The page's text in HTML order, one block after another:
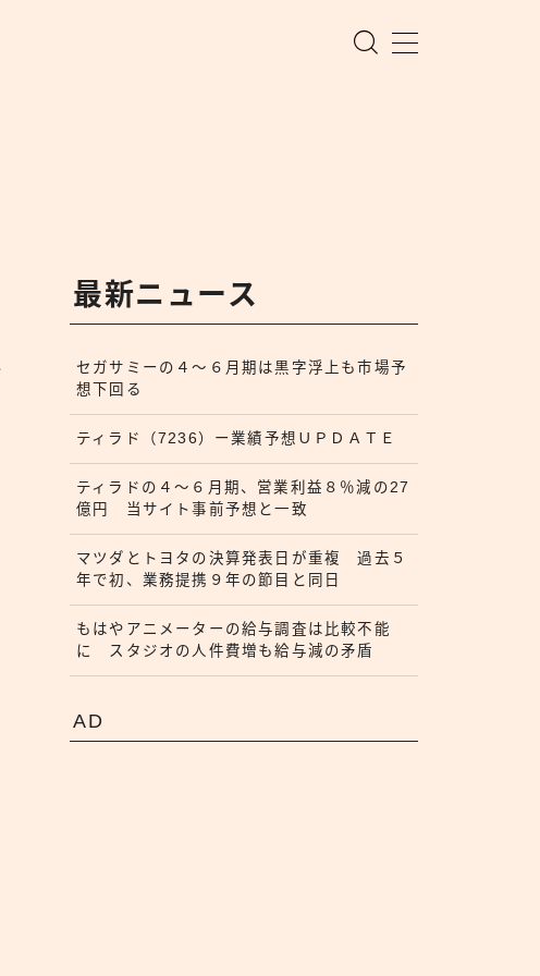
最新ニュース
セガサミーの４〜６月期は黒字浮上も市場予
想下回る
ティラド（7236）ー業績予想ＵＰＤＡＴＥ
ティラドの４〜６月期、営業利益８％減の27
億円 当サイト事前予想と一致
マツダとトヨタの決算発表日が重複 過去５
年で初、業務提携９年の節目と同日
もはやアニメーターの給与調査は比較不能
に スタジオの人件費増も給与減の矛盾
AD